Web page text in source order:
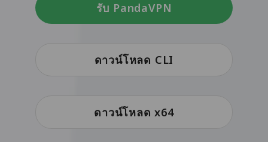
รับ PandaVPN
ดาวน์โหลด CLI
ดาวน์โหลด x64